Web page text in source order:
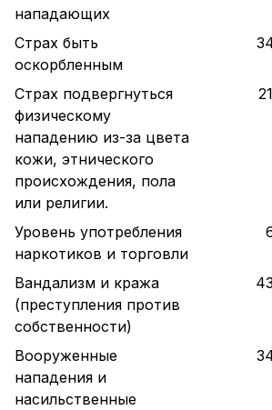
нападающих
Страх быть
оскорбленным
Страх подвергнуться
физическому
нападению из-за цвета
кожи, этнического
происхождения, пола
или религии.
Уровень употребления
наркотиков и торговли
Вандализм и кража
(преступления против
собственности)
Вооруженные
нападения и
насильственные